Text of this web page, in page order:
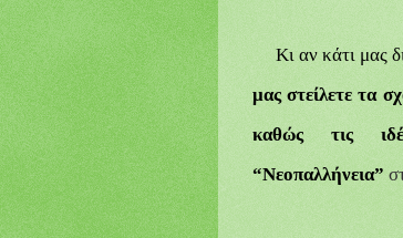
Κι αν κάτι μας
μας στείλετε τα
καθώς τις
“Νεοπαλλήνεια”